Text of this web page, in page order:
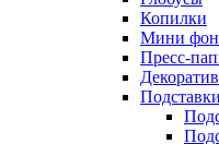
Копилки
Мини
Пресс-